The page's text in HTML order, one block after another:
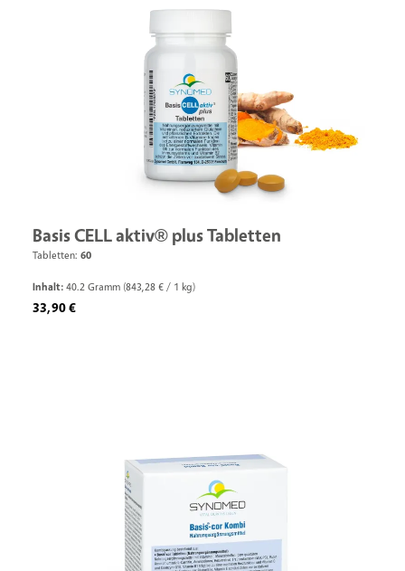
Basis CELL aktiv® plus Tabletten
Tabletten: 60
Inhalt: 40.2 Gramm (843,28 € / 1 kg)
Regulärer Preis:
33,90 €